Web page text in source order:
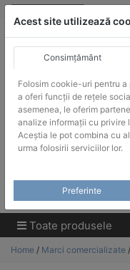
Skip
ACHIZITII
Produsele pot fi
Products
Toate produsele
Home / Marci comercializate
Acest site utilizează
Consimțământ
Folosim cookie-uri pentru
a oferi funcții de rețele
asemenea, le oferim
analize informații cu privire
Aceștia le pot combina cu
urma folosirii serviciilor lor.
Preferinte